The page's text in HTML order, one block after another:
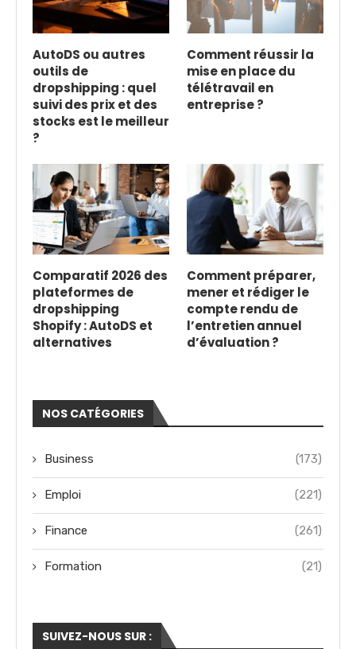
AutoDS ou autres
outils de
dropshipping : quel
suivi des prix et des
stocks est le meilleur
?
Comment réussir la
mise en place du
télétravail en
entreprise ?
Comparatif 2026 des
plateformes de
dropshipping
Shopify : AutoDS et
alternatives
Comment préparer,
mener et rédiger le
compte rendu de
l’entretien annuel
d’évaluation ?
NOS CATÉGORIES
Business (173)
Emploi (221)
Finance (261)
Formation (21)
SUIVEZ-NOUS SUR :